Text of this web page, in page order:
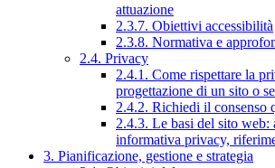
attuazione
2.3.7. Obiettivi accessibilità
2.3.8. Normativa e
2.4. Privacy
2.4.1. Come rispettare la
progettazione di un sito o
2.4.2. Richiedi il consenso
2.4.3. Le basi del sito web:
informativa privacy,
3. Pianificazione, gestione e strategia